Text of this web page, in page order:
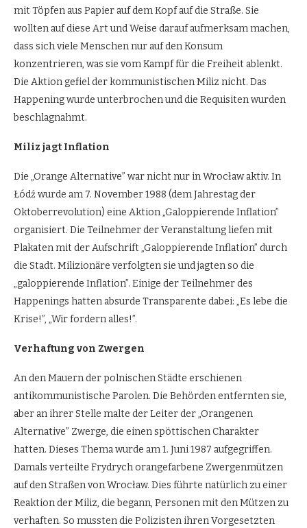
mit Töpfen aus Papier auf dem Kopf auf die Straße. Sie
wollten auf diese Art und Weise darauf aufmerksam machen,
dass sich viele Menschen nur auf den Konsum
konzentrieren, was sie vom Kampf für die Freiheit ablenkt.
Die Aktion gefiel der kommunistischen Miliz nicht. Das
Happening wurde unterbrochen und die Requisiten wurden
beschlagnahmt.
Miliz jagt Inflation
Die „Orange Alternative” war nicht nur in Wrocław aktiv. In
Łódź wurde am 7. November 1988 (dem Jahrestag der
Oktoberrevolution) eine Aktion „Galoppierende Inflation”
organisiert. Die Teilnehmer der Veranstaltung liefen mit
Plakaten mit der Aufschrift „Galoppierende Inflation” durch
die Stadt. Milizionäre verfolgten sie und jagten so die
„galoppierende Inflation”. Einige der Teilnehmer des
Happenings hatten absurde Transparente dabei: „Es lebe die
Krise!”, „Wir fordern alles!”.
Verhaftung von Zwergen
An den Mauern der polnischen Städte erschienen
antikommunistische Parolen. Die Behörden entfernten sie,
aber an ihrer Stelle malte der Leiter der „Orangenen
Alternative” Zwerge, die einen spöttischen Charakter
hatten. Dieses Thema wurde am 1. Juni 1987 aufgegriffen.
Damals verteilte Frydrych orangefarbene Zwergenmützen
auf den Straßen von Wrocław. Dies führte natürlich zu einer
Reaktion der Miliz, die begann, Personen mit den Mützen zu
verhaften. So mussten die Polizisten ihren Vorgesetzten